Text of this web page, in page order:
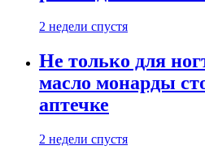
2 недели спустя
Не только для
масло монарды
аптечке
2 недели спустя